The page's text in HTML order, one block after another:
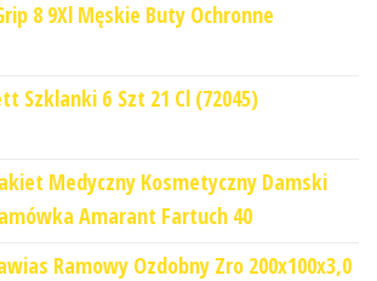
8 9Xl Męskie Buty Ochronne
Szklanki 6 Szt 21 Cl (72045)
Medyczny Kosmetyczny Damski
Amarant Fartuch 40
Ramowy Ozdobny Zro 200x100x3,0